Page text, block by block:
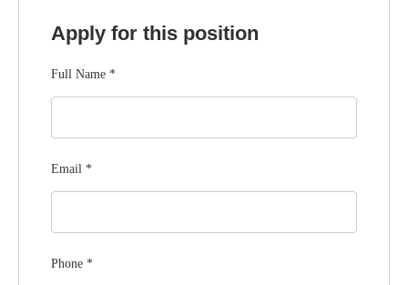
Apply for this position
Full Name *
Email *
Phone *